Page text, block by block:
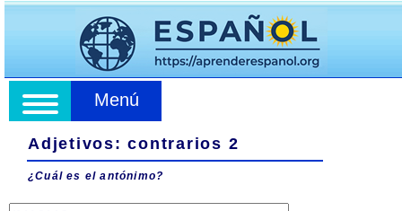
Menú
Adjetivos: contrarios 2
¿Cuál es el antónimo?